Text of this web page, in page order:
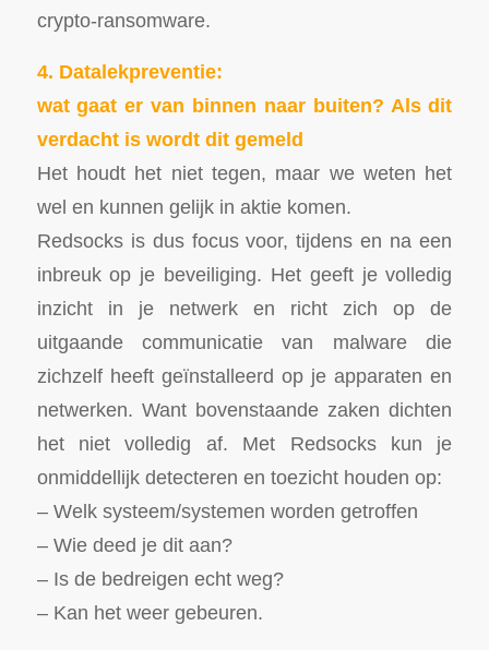
crypto-ransomware.
4. Datalekpreventie:
wat gaat er van binnen naar buiten? Als dit
verdacht is wordt dit gemeld
Het houdt het niet tegen, maar we weten het
wel en kunnen gelijk in aktie komen.
Redsocks is dus focus voor, tijdens en na een
inbreuk op je beveiliging. Het geeft je volledig
inzicht in je netwerk en richt zich op de
uitgaande communicatie van malware die
zichzelf heeft geïnstalleerd op je apparaten en
netwerken. Want bovenstaande zaken dichten
het niet volledig af. Met Redsocks kun je
onmiddellijk detecteren en toezicht houden op:
– Welk systeem/systemen worden getroffen
– Wie deed je dit aan?
– Is de bedreigen echt weg?
– Kan het weer gebeuren.